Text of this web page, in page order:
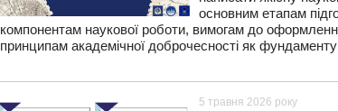
основним етапам
компонентам наукової роботи, вимогам до
принципам академічної доброчесності як
5 травня 2026 року